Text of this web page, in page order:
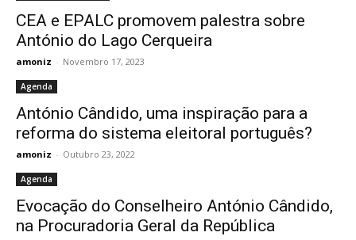
CEA e EPALC promovem palestra sobre
António do Lago Cerqueira
amoniz - Novembro 17, 2023
Agenda
António Cândido, uma inspiração para a
reforma do sistema eleitoral português?
amoniz - Outubro 23, 2022
Agenda
Evocação do Conselheiro António Cândido,
na Procuradoria Geral da República